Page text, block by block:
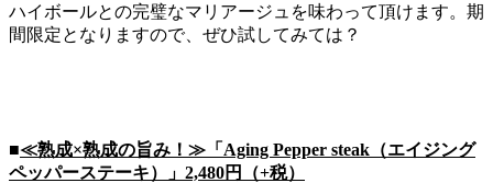
ハイボールとの完璧なマリアージュを味わって頂けます。期
間限定となりますので、ぜひ試してみては？
■≪熟成×熟成の旨み！≫「Aging Pepper steak（エイジング
ペッパーステーキ）」2,480円（+税）